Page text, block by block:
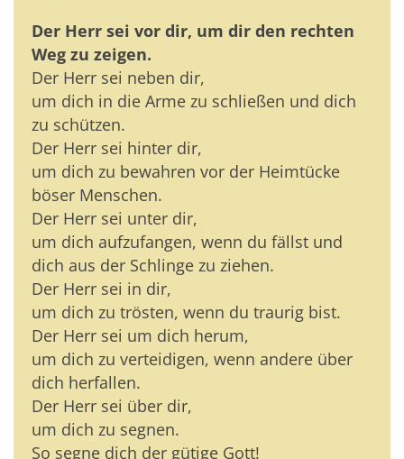
Der Herr sei vor dir, um dir den rechten
Weg zu zeigen.
Der Herr sei neben dir,
um dich in die Arme zu schließen und dich
zu schützen.
Der Herr sei hinter dir,
um dich zu bewahren vor der Heimtücke
böser Menschen.
Der Herr sei unter dir,
um dich aufzufangen, wenn du fällst und
dich aus der Schlinge zu ziehen.
Der Herr sei in dir,
um dich zu trösten, wenn du traurig bist.
Der Herr sei um dich herum,
um dich zu verteidigen, wenn andere über
dich herfallen.
Der Herr sei über dir,
um dich zu segnen.
So segne dich der gütige Gott!